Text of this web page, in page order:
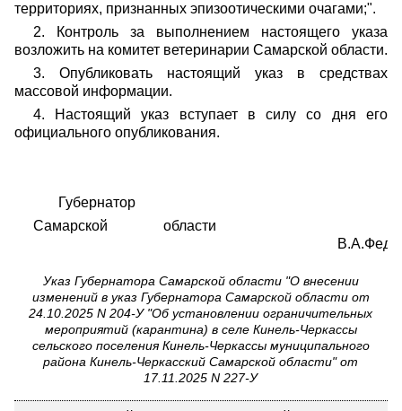
территориях, признанных эпизоотическими очагами;".
2. Контроль за выполнением настоящего указа
возложить на комитет ветеринарии Самарской области.
3. Опубликовать настоящий указ в средствах
массовой информации.
4. Настоящий указ вступает в силу со дня его
официального опубликования.
Губернатор
Самарской области
Указ Губернатора Самарской области "О внесении
изменений в указ Губернатора Самарской области от
24.10.2025 N 204-У "Об установлении ограничительных
мероприятий (карантина) в селе Кинель-Черкассы
сельского поселения Кинель-Черкассы муниципального
района Кинель-Черкасский Самарской области" от
17.11.2025 N 227-У